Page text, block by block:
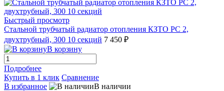
Быстрый просмотр
Стальной трубчатый радиатор отопления КЗТО РС 2,
двухтрубный, 300 10 секций 7 450 ₽
В корзину
Подробнее
Купить в 1 клик Сравнение
В избранное
В наличии